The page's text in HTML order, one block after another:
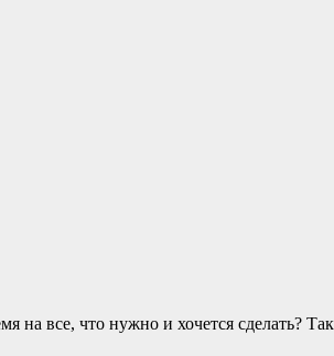
на все, что нужно и хочется сделать?